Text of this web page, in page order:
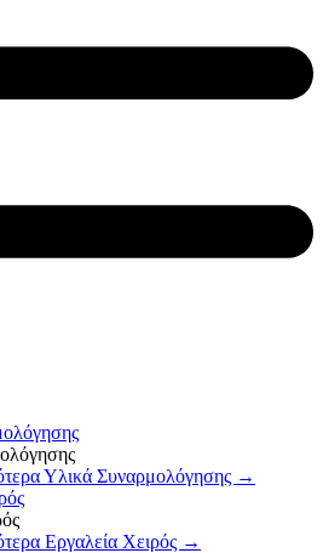
Υλικά Συναρμολόγησης →
Εργαλεία Χειρός →